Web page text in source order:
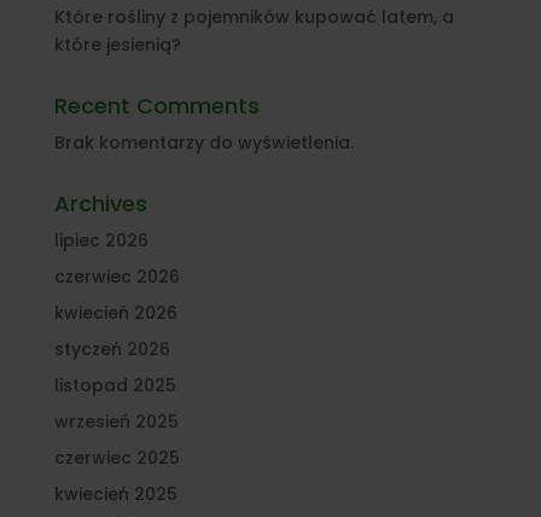
Które rośliny z pojemników kupować latem, a
które jesienią?
Recent Comments
Brak komentarzy do wyświetlenia.
Archives
lipiec 2026
czerwiec 2026
kwiecień 2026
styczeń 2026
listopad 2025
wrzesień 2025
czerwiec 2025
kwiecień 2025